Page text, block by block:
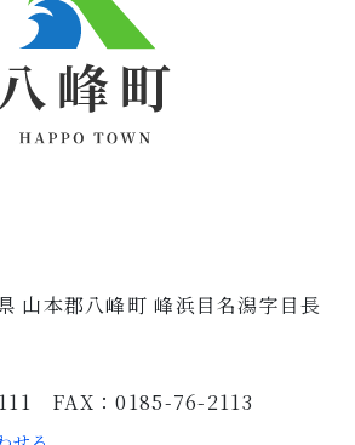
山本郡八峰町 峰浜目名潟字目長
FAX：0185-76-2113